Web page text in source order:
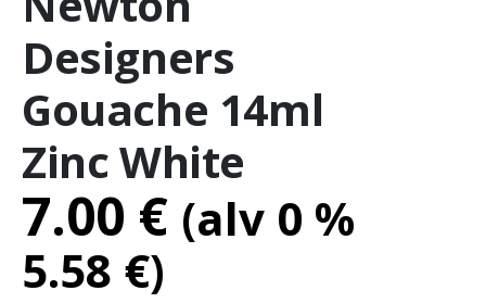
Designers
Gouache 14ml
Zinc White
7.00 € (alv 0 %
5.58 €)